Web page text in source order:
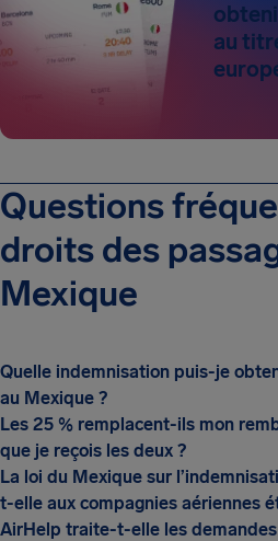
au
Questions
droits des
Mexique
Quelle indemnisation puis-je
au Mexique ?
Les 25 % remplacent-ils mon
que je reçois les deux ?
La loi du Mexique sur
t-elle aux compagnies aériennes
AirHelp traite-t-elle les